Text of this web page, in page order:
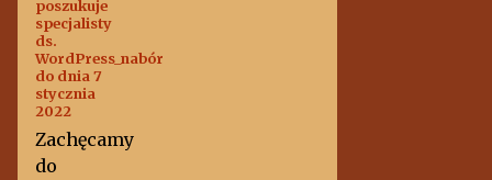
poszukuje
specjalisty
ds.
WordPress_nabór
do dnia 7
stycznia
2022
Zachęcamy
do